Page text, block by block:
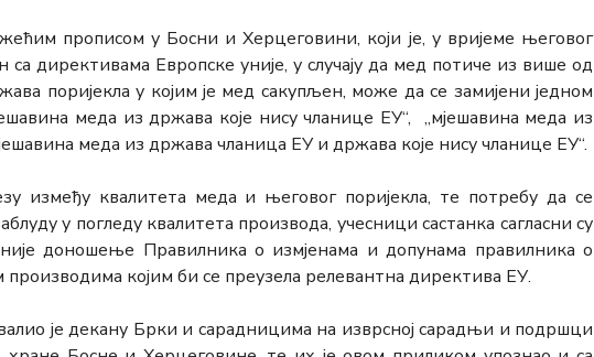
прописом у Босни и Херцеговини, који је, у вријеме његовог
директивама Европске уније, у случају да мед потиче из више од
поријекла у којим је мед сакупљен, може да се замијени једном
меда из држава које нису чланице ЕУ“, „мјешавина меда из
меда из држава чланица ЕУ и држава које нису чланице ЕУ“.
између квалитета меда и његовог поријекла, те потребу да се
у погледу квалитета производа, учесници састанка сагласни су
доношење Правилника о измјенама и допунама правилника о
којим би се преузела релевантна директива ЕУ.
је декану Брки и сарадницима на изврсној сарадњи и подршци